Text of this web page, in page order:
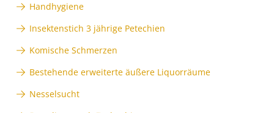
Handhygiene
Insektenstich 3 jährige Petechien
Komische Schmerzen
Bestehende erweiterte äußere Liquorräume
Nesselsucht